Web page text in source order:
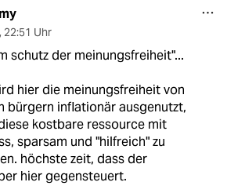
, 22:51 Uhr
schutz der meinungsfreiheit"...
hier die meinungsfreiheit von
bürgern inflationär ausgenutzt,
kostbare ressource mit
sparsam und "hilfreich" zu
höchste zeit, dass der
hier gegensteuert.